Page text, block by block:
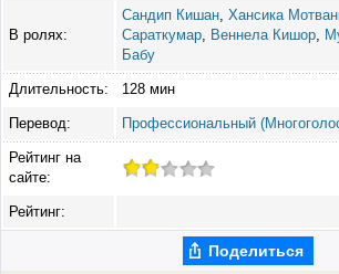
В ролях:
Сандип Кишан Хансика
Сараткумар
Веннела Кишор
Бабу
Длительность: 128 мин
Перевод: Профессиональный
Рейтинг на
сайте:
Рейтинг:
Поделиться